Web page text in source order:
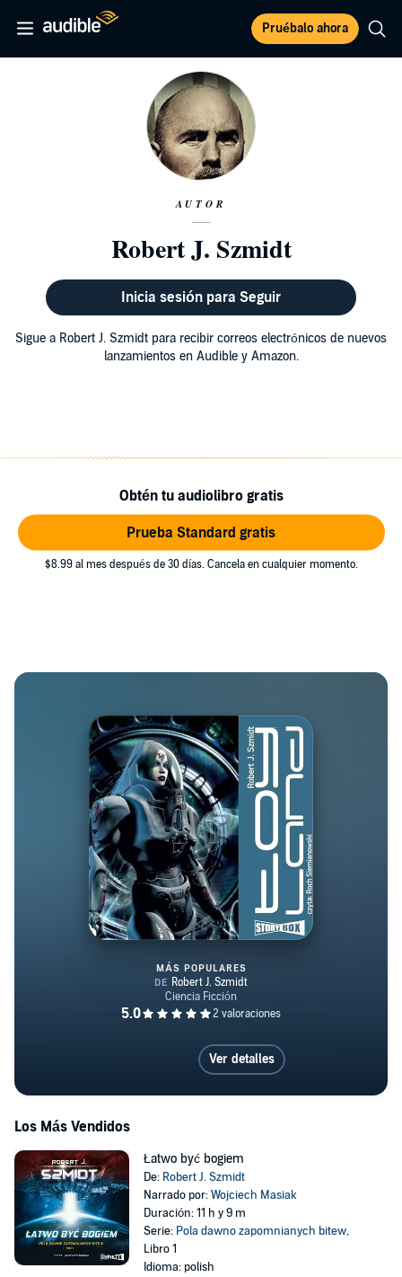
Pruébalo ahora
AUTOR
Robert J. Szmidt
Inicia sesión para Seguir
Sigue a Robert J. Szmidt para recibir correos electrónicos de nuevos
lanzamientos en Audible y Amazon.
Obtén tu audiolibro gratis
Prueba Standard gratis
$8.99 al mes después de 30 días. Cancela en cualquier momento.
Toy Land
MÁS POPULARES
Ver detalles
Los Más Vendidos
Łatwo być bogiem
De: Robert J. Szmidt
Narrado por:Wojciech Masiak
Duración: 11 h y 9 m
Serie: Pola dawno zapomnianych bitew,
Libro 1
Idioma: polish